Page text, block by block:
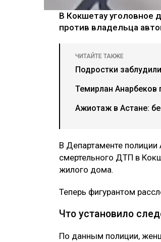
В Кокшетау уголовное
против владельца
ЧИТАЙТЕ ТАКЖЕ
Подростки
Темирлан Анарбеков
Ажиотаж в Астане:
В Департаменте
смертельного ДТП в
жилого дома.
Теперь фигурантом
Что установило
По данным полиции,